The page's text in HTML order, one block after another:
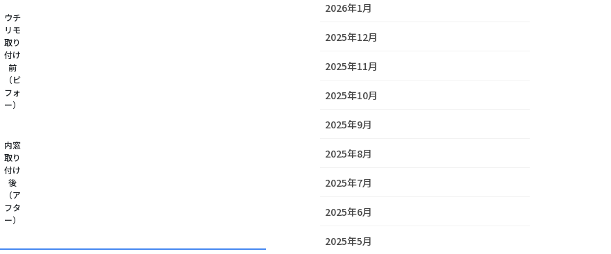
ウチ
リモ
取り
付け
前
（ビ
フォ
ー）
内窓
取り
付け
後
（ア
フタ
ー）
2026年1月
2025年12月
2025年11月
2025年10月
2025年9月
2025年8月
2025年7月
2025年6月
2025年5月